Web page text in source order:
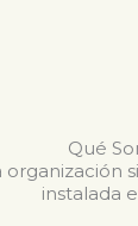
Qué
instalada